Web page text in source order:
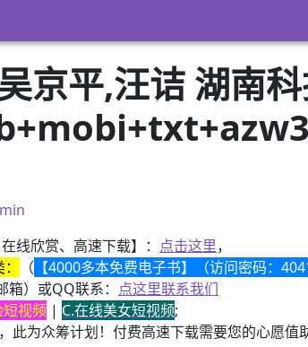
京平,汪诘 湖南
线欣赏、高速下载】： 点击这里，
（ 【4000多本免费电子书】（访问密码：4041
）或QQ联系： 点这里联系我们
视频 | C.在线美女短视频;
此为众筹计划！付费高速下载需要您的心愿值